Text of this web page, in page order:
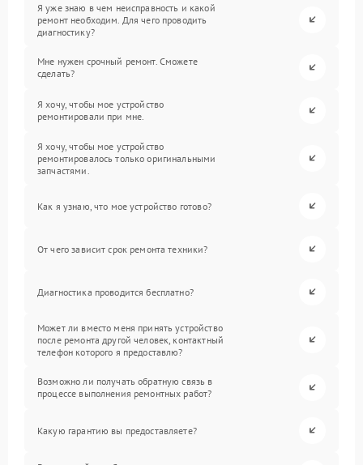
Я уже знаю в чем неисправность и какой
ремонт необходим. Для чего проводить
диагностику?
Мне нужен срочный ремонт. Сможете
сделать?
Я хочу, чтобы мое устройство
ремонтировали при мне.
Я хочу, чтобы мое устройство
ремонтировалось только оригинальными
запчастями.
Как я узнаю, что мое устройство готово?
От чего зависит срок ремонта техники?
Диагностика проводится бесплатно?
Может ли вместо меня принять устройство
после ремонта другой человек, контактный
телефон которого я предоставлю?
Возможно ли получать обратную связь в
процессе выполнения ремонтных работ?
Какую гарантию вы предоставляете?